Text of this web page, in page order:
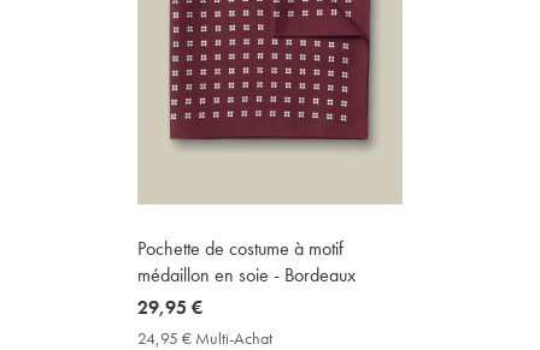
Pochette de costume à motif
médaillon en soie - Bordeaux
now
29,95
29,95 €
24,95 € Multi-Achat